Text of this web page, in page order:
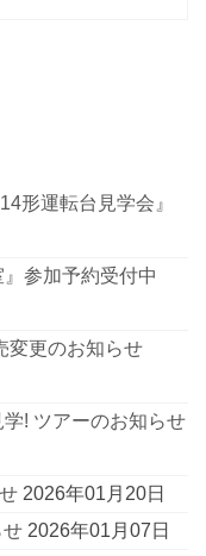
形運転台見学会』
』参加予約受付中
変更のお知らせ
学! ツアーのお知らせ
2026年01月20日
せ 2026年01月07日